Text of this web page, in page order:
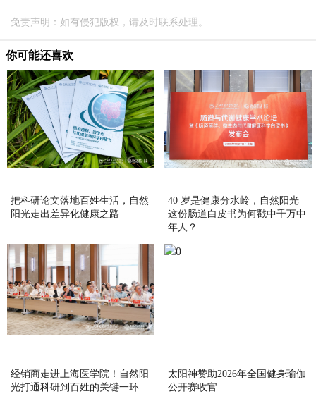
免责声明：如有侵犯版权，请及时联系处理。
你可能还喜欢
把科研论文落地百姓生活，自然
阳光走出差异化健康之路
40 岁是健康分水岭，自然阳光
这份肠道白皮书为何戳中千万中
年人？
经销商走进上海医学院！自然阳
光打通科研到百姓的关键一环
太阳神赞助2026年全国健身瑜伽
公开赛收官